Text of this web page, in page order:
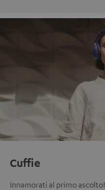
Cuffie
Innamorati al primo ascolto!